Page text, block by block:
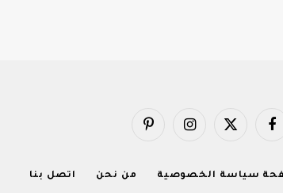
فيسبوك X
الانستغرامبينتيريست
سياسة الخصوصية من نحن اتصل بنا